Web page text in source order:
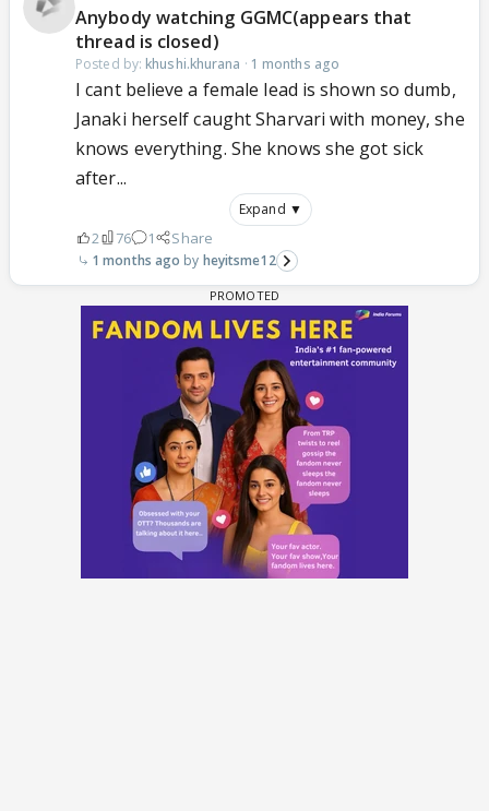
Anybody watching GGMC(appears that
thread is closed)
Posted by: khushi.khurana · 1 months ago
I cant believe a female lead is shown so dumb,
Janaki herself caught Sharvari with money, she
knows everything. She knows she got sick
after...
Expand ▼
2 76 1 Share
1 months ago heyitsme12